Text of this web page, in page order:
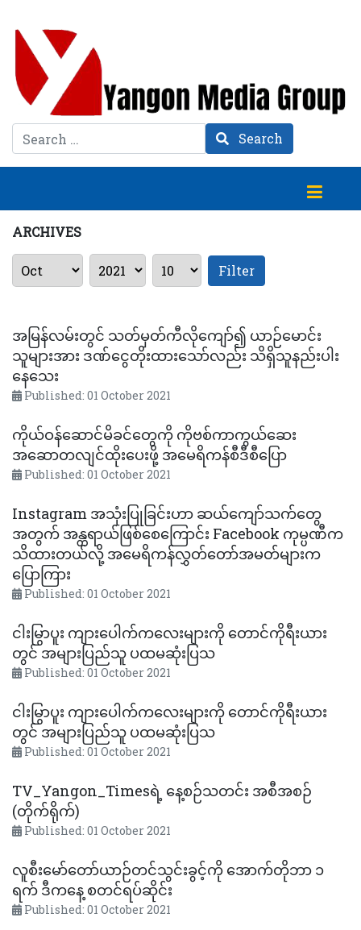
Search Search
ARCHIVES
Filter
အမြန်လမ်းတွင် သတ်မှတ်ကီလိုကျော်၍ ယာဉ်မောင်း
သူများအား ဒဏ်ငွေတိုးထားသော်လည်း သိရှိသူနည်းပါး
နေသေး
Published: 01 October 2021
ကိုယ်ဝန်ဆောင်မိခင်တွေကို ကိုဗစ်ကာကွယ်ဆေး
အဆောတလျင်ထိုးပေးဖို့ အမေရိကန်စီဒီစီပြော
Published: 01 October 2021
Instagram အသုံးပြုခြင်းဟာ ဆယ်ကျော်သက်တွေ
အတွက် အန္တရာယ်ဖြစ်စေကြောင်း Facebook ကုမ္ပဏီက
သိထားတယ်လို့ အမေရိကန်လွှတ်တော်အမတ်များက
ပြောကြား
Published: 01 October 2021
ငါးမြွာပူး ကျားပေါက်ကလေးများကို တောင်ကိုရီးယား
တွင် အများပြည်သူ ပထမဆုံးပြသ
Published: 01 October 2021
ငါးမြွာပူး ကျားပေါက်ကလေးများကို တောင်ကိုရီးယား
တွင် အများပြည်သူ ပထမဆုံးပြသ
Published: 01 October 2021
TV_Yangon_Timesရဲ့ နေ့စဉ်သတင်း အစီအစဉ်
(တိုက်ရိုက်)
Published: 01 October 2021
လူစီးမော်တော်ယာဉ်တင်သွင်းခွင့်ကို အောက်တိုဘာ ၁
ရက် ဒီကနေ့ စတင်ရပ်ဆိုင်း
Published: 01 October 2021